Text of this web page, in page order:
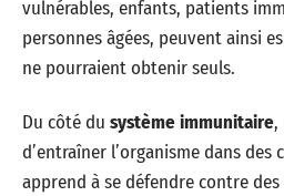
vulnérables, enfants, patients
personnes âgées, peuvent ainsi
ne pourraient obtenir seuls.
Du côté du système immunitaire,
d’entraîner l’organisme dans
apprend à se défendre contre